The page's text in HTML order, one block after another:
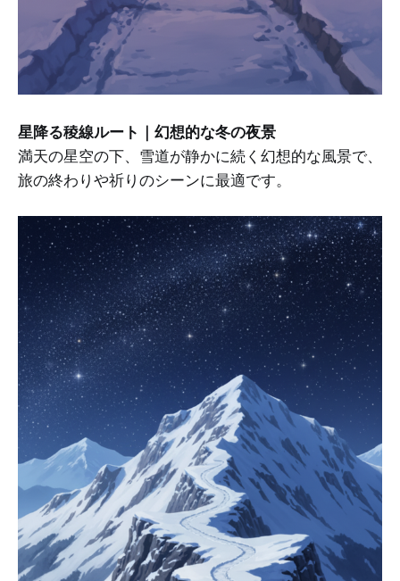
星降る稜線ルート｜幻想的な冬の夜景
満天の星空の下、雪道が静かに続く幻想的な風景で、
旅の終わりや祈りのシーンに最適です。